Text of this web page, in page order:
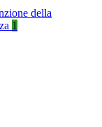
della
1